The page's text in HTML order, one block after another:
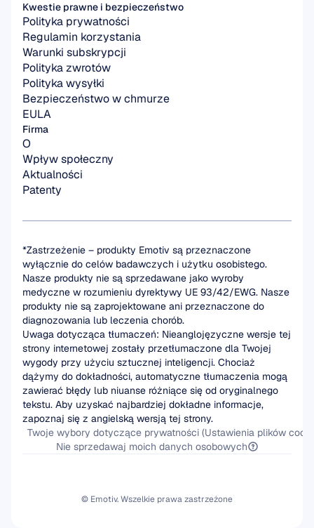
Firma
O
Wpływ społeczny
Aktualności
Patenty
Kwestie prawne i bezpieczeństwo
Polityka prywatności
Regulamin korzystania
Warunki subskrypcji
Polityka zwrotów
Polityka wysyłki
Bezpieczeństwo w chmurze
EULA
*Zastrzeżenie – produkty Emotiv są przeznaczone
wyłącznie do celów badawczych i użytku osobistego.
Nasze produkty nie są sprzedawane jako wyroby
medyczne w rozumieniu dyrektywy UE 93/42/EWG. Nasze
produkty nie są zaprojektowane ani przeznaczone do
diagnozowania lub leczenia chorób.
Uwaga dotycząca tłumaczeń: Nieanglojęzyczne wersje tej
strony internetowej zostały przetłumaczone dla Twojej
wygody przy użyciu sztucznej inteligencji. Chociaż
dążymy do dokładności, automatyczne tłumaczenia mogą
zawierać błędy lub niuanse różniące się od oryginalnego
tekstu. Aby uzyskać najbardziej dokładne informacje,
zapoznaj się z angielską wersją tej strony.
Twoje wybory dotyczące prywatności (Ustawienia plików
Nie sprzedawaj moich danych osobowych
© Emotiv. Wszelkie prawa zastrzeżone